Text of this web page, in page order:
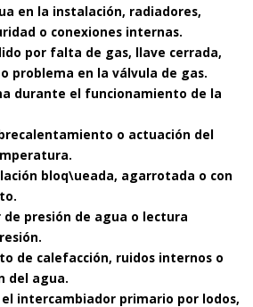
en la instalación, radiadores,
o conexiones internas.
por falta de gas, llave cerrada,
problema en la válvula de gas.
durante el funcionamiento de la
o actuación del
bloq\ueada, agarrotada o con
de presión de agua o lectura
de calefacción, ruidos internos o
del agua.
intercambiador primario por lodos,